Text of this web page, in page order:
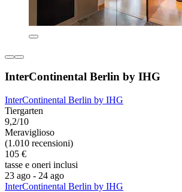
InterContinental Berlin by IHG
InterContinental Berlin by IHG
Tiergarten
9,2/10
Meraviglioso
(1.010 recensioni)
105 €
tasse e oneri inclusi
23 ago - 24 ago
InterContinental Berlin by IHG